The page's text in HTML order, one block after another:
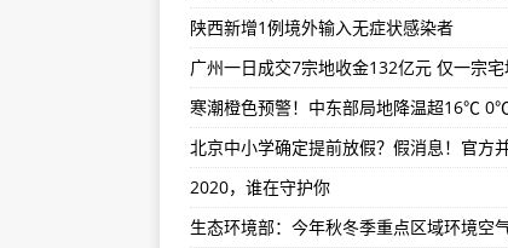
Redmi 9渲染规格在8月27日
带有7,000mAh电池的三星
阿里巴巴的销售增长几乎回到
Flipkart与尼泊尔的Sastodeal
配备3,040mAh电池和HD +显
BTS宇宙故事预注册可在
陕西新增1例境外输入无症状感染者
北京中小学确定提前放假？假消息！官方并
2020，谁在守护你